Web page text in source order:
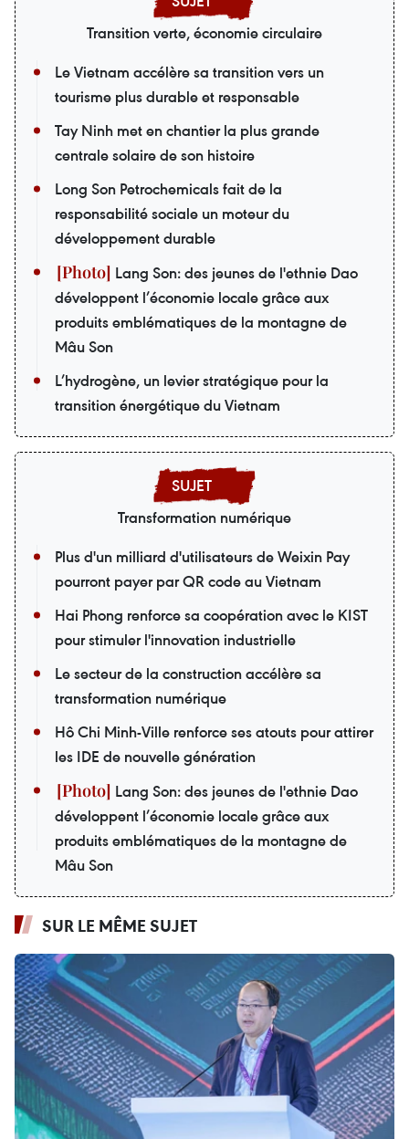
Transition verte, économie circulaire
Le Vietnam accélère sa transition vers un
tourisme plus durable et responsable
Tay Ninh met en chantier la plus grande
centrale solaire de son histoire
Long Son Petrochemicals fait de la
responsabilité sociale un moteur du
développement durable
Lang Son: des jeunes de l'ethnie Dao
développent l’économie locale grâce aux
produits emblématiques de la montagne de
Mâu Son
L’hydrogène, un levier stratégique pour la
transition énergétique du Vietnam
Transformation numérique
Plus d'un milliard d'utilisateurs de Weixin Pay
pourront payer par QR code au Vietnam
Hai Phong renforce sa coopération avec le KIST
pour stimuler l'innovation industrielle
Le secteur de la construction accélère sa
transformation numérique
Hô Chi Minh-Ville renforce ses atouts pour attirer
les IDE de nouvelle génération
Lang Son: des jeunes de l'ethnie Dao
développent l’économie locale grâce aux
produits emblématiques de la montagne de
Mâu Son
SUR LE MÊME SUJET